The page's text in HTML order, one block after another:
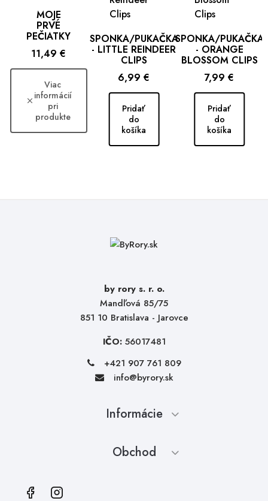
MOJE
PRVÉ
PEČIATKY
Cena
11,49 €
Viac
informácií
pri
produkte
SPONKA/PUKAČKA
- LITTLE REINDEER
CLIPS
Cena
6,99 €
Pridať
do
košíka
SPONKA/PUKAČKA
- ORANGE
BLOSSOM CLIPS
Cena
7,99 €
Pridať
do
košíka
by rory s. r. o.
Mandľová 85/75
851 10 Bratislava - Jarovce
IČO: 56017481
+421 907 761 809
info@byrory.sk
Informácie
Obchod